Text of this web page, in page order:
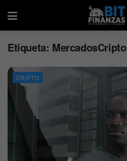
Etiqueta: MercadosCripto
CRIPTO